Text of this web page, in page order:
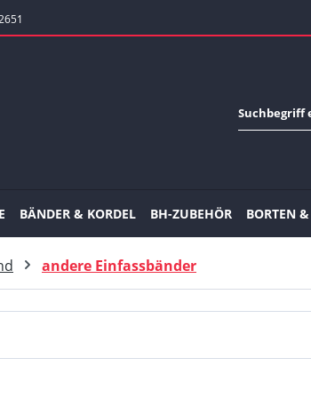
BÄNDER & KORDEL BH-ZUBEHÖR BORTEN
andere Einfassbänder